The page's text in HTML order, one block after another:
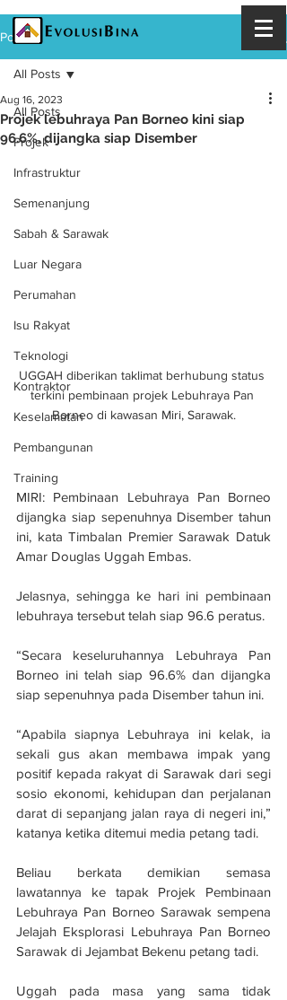
Post
All Posts
Projek
Infrastruktur
Semenanjung
Sabah & Sarawak
Luar Negara
Perumahan
Isu Rakyat
Teknologi
Kontraktor
Keselamatan
Pembangunan
Training
All Posts
Projek lebuhraya Pan Borneo kini siap
96.6%, dijangka siap Disember
Aug 16, 2023
UGGAH diberikan taklimat berhubung status
terkini pembinaan projek Lebuhraya Pan
Borneo di kawasan Miri, Sarawak.
MIRI: Pembinaan Lebuhraya Pan Borneo
dijangka siap sepenuhnya Disember tahun
ini, kata Timbalan Premier Sarawak Datuk
Amar Douglas Uggah Embas.
Jelasnya, sehingga ke hari ini pembinaan
lebuhraya tersebut telah siap 96.6 peratus.
“Secara keseluruhannya Lebuhraya Pan
Borneo ini telah siap 96.6% dan dijangka
siap sepenuhnya pada Disember tahun ini.
“Apabila siapnya Lebuhraya ini kelak, ia
sekali gus akan membawa impak yang
positif kepada rakyat di Sarawak dari segi
sosio ekonomi, kehidupan dan perjalanan
darat di sepanjang jalan raya di negeri ini,”
katanya ketika ditemui media petang tadi.
Beliau berkata demikian semasa
lawatannya ke tapak Projek Pembinaan
Lebuhraya Pan Borneo Sarawak sempena
Jelajah Eksplorasi Lebuhraya Pan Borneo
Sarawak di Jejambat Bekenu petang tadi.
Uggah pada masa yang sama tidak